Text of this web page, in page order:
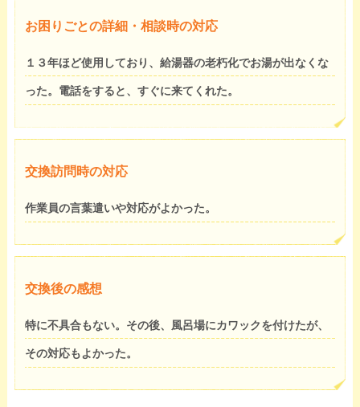
お困りごとの詳細・相談時の対応
１３年ほど使用しており、給湯器の老朽化でお湯が出なくな
った。電話をすると、すぐに来てくれた。
交換訪問時の対応
作業員の言葉遣いや対応がよかった。
交換後の感想
特に不具合もない。その後、風呂場にカワックを付けたが、
その対応もよかった。